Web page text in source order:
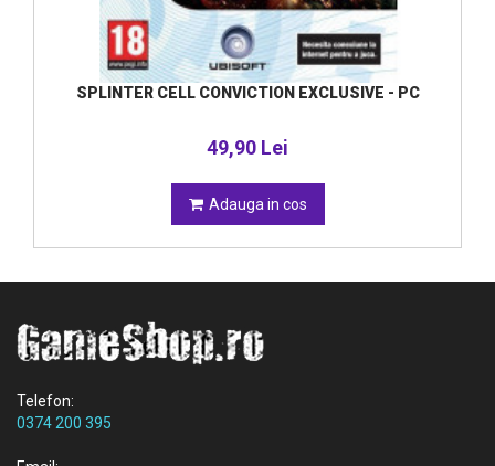
SPLINTER CELL CONVICTION EXCLUSIVE - PC
49,90 Lei
Adauga in cos
Telefon:
0374 200 395